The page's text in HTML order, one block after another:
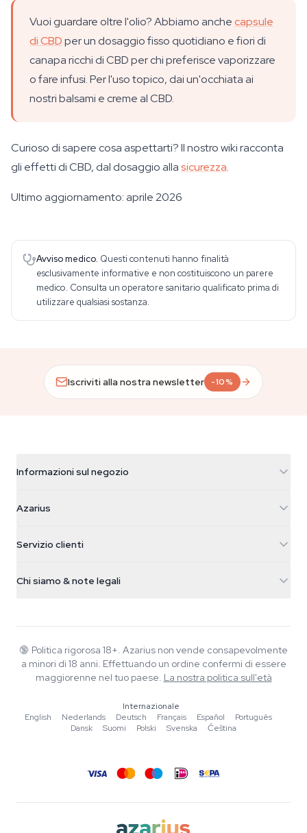
Vuoi guardare oltre l'olio? Abbiamo anchecapsule
di CBDper un dosaggio fisso quotidiano e fiori di
canapa ricchi di CBD per chi preferisce vaporizzare
o fare infusi. Per l'uso topico, dai un'occhiata ai
nostri balsami e creme al CBD.
Curioso di sapere cosa aspettarti? Il nostro wiki racconta
gli effetti di CBD, dal dosaggio allasicurezza.
Ultimo aggiornamento: aprile 2026
Avviso medico. Questi contenuti hanno finalità
esclusivamente informative e non costituiscono un parere
medico. Consulta un operatore sanitario qualificato prima di
utilizzare qualsiasi sostanza.
Iscriviti alla nostra newsletter -10%
Informazioni sul negozio
Galvaniweg 11
Nederland
+31(0)204897914
Azarius
Smokeshop
Servizio clienti
FAQ
Informativa sulla privacy
Chi siamo & note legali
Wiki
Blog
Scrittori
Strumenti e Calcolatori
🔞 Politica rigorosa 18+. Azarius non vende consapevolmente
a minori di 18 anni. Effettuando un ordine confermi di essere
maggiorenne nel tuo paese. La nostra politica sull'età
Internazionale
English
·Nederlands ·Deutsch ·Français ·Español ·Português
·
Dansk
·Suomi ·Polski ·Svenska ·Čeština